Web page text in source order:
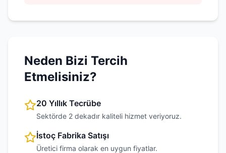
Neden Bizi Tercih
Etmelisiniz?
20 Yıllık Tecrübe
Sektörde 2 dekadır kaliteli hizmet veriyoruz.
İstoç Fabrika Satışı
Üretici firma olarak en uygun fiyatlar.